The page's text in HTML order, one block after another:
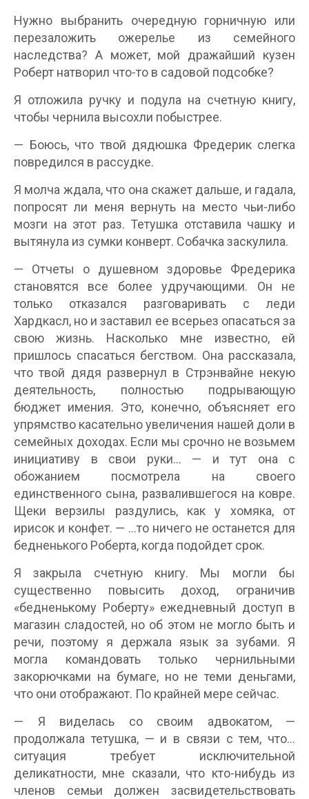
Нужно выбранить очередную горничную или
перезаложить ожерелье из семейного
наследства? А может, мой дражайший кузен
Роберт натворил что-то в садовой подсобке?
Я отложила ручку и подула на счетную книгу,
чтобы чернила высохли побыстрее.
— Боюсь, что твой дядюшка Фредерик слегка
повредился в рассудке.
Я молча ждала, что она скажет дальше, и гадала,
попросят ли меня вернуть на место чьи-либо
мозги на этот раз. Тетушка отставила чашку и
вытянула из сумки конверт. Собачка заскулила.
— Отчеты о душевном здоровье Фредерика
становятся все более удручающими. Он не
только отказался разговаривать с леди
Хардкасл, но и заставил ее всерьез опасаться за
свою жизнь. Насколько мне известно, ей
пришлось спасаться бегством. Она рассказала,
что твой дядя развернул в Стрэнвайне некую
деятельность, полностью подрывающую
бюджет имения. Это, конечно, объясняет его
упрямство касательно увеличения нашей доли в
семейных доходах. Если мы срочно не возьмем
инициативу в свои руки… — и тут она с
обожанием посмотрела на своего
единственного сына, развалившегося на ковре.
Щеки верзилы раздулись, как у хомяка, от
ирисок и конфет. — …то ничего не останется для
бедненького Роберта, когда подойдет срок.
Я закрыла счетную книгу. Мы могли бы
существенно повысить доход, ограничив
«бедненькому Роберту» ежедневный доступ в
магазин сладостей, но об этом не могло быть и
речи, поэтому я держала язык за зубами. Я
могла командовать только чернильными
закорючками на бумаге, но не теми деньгами,
что они отображают. По крайней мере сейчас.
— Я виделась со своим адвокатом, —
продолжала тетушка, — и в связи с тем, что…
ситуация требует исключительной
деликатности, мне сказали, что кто-нибудь из
членов семьи должен засвидетельствовать